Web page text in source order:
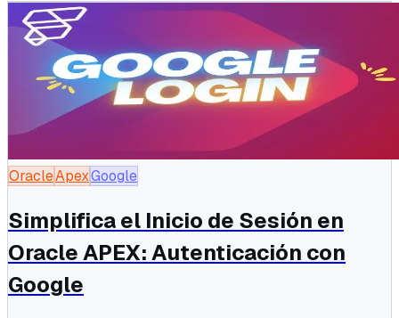
OracleApexGoogle
Simplifica el Inicio de Sesión en
Oracle APEX: Autenticación con
Google